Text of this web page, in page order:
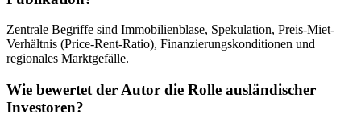
Zentrale Begriffe sind Immobilienblase, Spekulation, Preis-Miet-
Verhältnis (Price-Rent-Ratio), Finanzierungskonditionen und
regionales Marktgefälle.
Wie bewertet der Autor die Rolle ausländischer
Investoren?